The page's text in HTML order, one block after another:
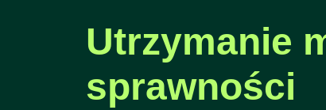
Utrzymanie
sprawności